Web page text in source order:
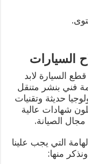
السيارات
السيارة لابد
فني بنشر متنقل
حديثة وتقنيات
شهادات عالية
الصيانة.
التي يجب علينا
منها: